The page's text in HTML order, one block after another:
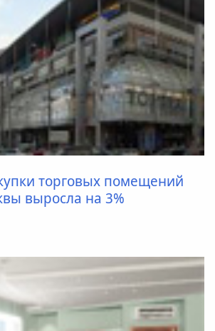
торговых помещений
выросла на 3%